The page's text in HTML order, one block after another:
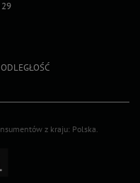
z kraju: Polska